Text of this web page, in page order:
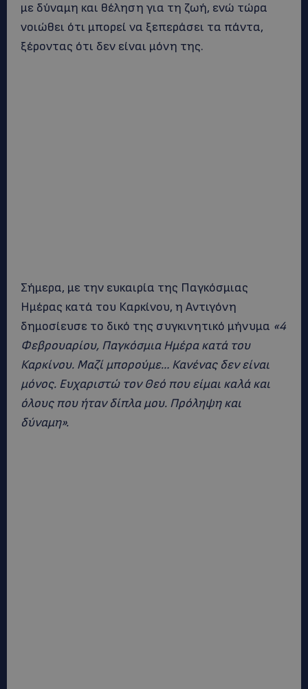
με δύναμη και θέληση για τη ζωή, ενώ τώρα
νοιώθει ότι μπορεί να ξεπεράσει τα πάντα,
ξέροντας ότι δεν είναι μόνη της.
Σήμερα, με την ευκαιρία της Παγκόσμιας
Ημέρας κατά του Καρκίνου, η Αντιγόνη
δημοσίευσε το δικό της συγκινητικό μήνυμα «4
Φεβρουαρίου, Παγκόσμια Ημέρα κατά του
Καρκίνου. Μαζί μπορούμε… Κανένας δεν είναι
μόνος. Ευχαριστώ τον Θεό που είμαι καλά και
όλους που ήταν δίπλα μου. Πρόληψη και
δύναμη».